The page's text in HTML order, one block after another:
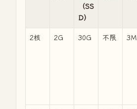
（SS
D）
2核 2G 30G 不限 3M